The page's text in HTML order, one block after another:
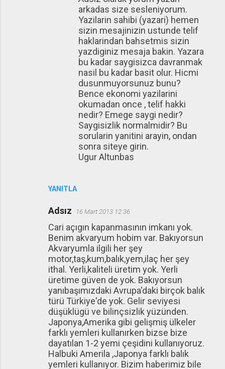
YANITLA
arkadas size sesleniyorum.
Yazilarin sahibi (yazari) hemen
sizin mesajinizin ustunde telif
haklarindan bahsetmis sizin
yazdiginiz mesaja bakin. Yazara
bu kadar saygisizca davranmak
nasil bu kadar basit olur. Hicmi
dusunmuyorsunuz bunu?
Bence ekonomi yazilarini
okumadan once , telif hakki
nedir? Emege saygi nedir?
Saygisizlik normalmidir? Bu
sorularin yanitini arayin, ondan
sonra siteye girin.
Ugur Altunbas
Adsız 16 Mart 2013 12:36
Cari açıgın kapanmasının imkanı yok.
Benim akvaryum hobim var. Bakıyorsun
Akvaryumla ilgili her şey
motor,taş,kum,balık,yem,ilaç her şey
ithal. Yerli,kaliteli üretim yok. Yerli
üretime güven de yok. Bakıyorsun
yanıbaşımızdaki Avrupa'daki birçok balık
türü Türkiye'de yok. Gelir seviyesi
düşüklügü ve bilinçsizlik yüzünden.
Japonya,Amerika gibi gelişmiş ülkeler
farklı yemleri kullanırken bizse bize
dayatılan 1-2 yemi çeşidini kullanıyoruz.
Halbuki Amerila ,Japonya farklı balık
yemleri kullanıyor. Bizim haberimiz bile